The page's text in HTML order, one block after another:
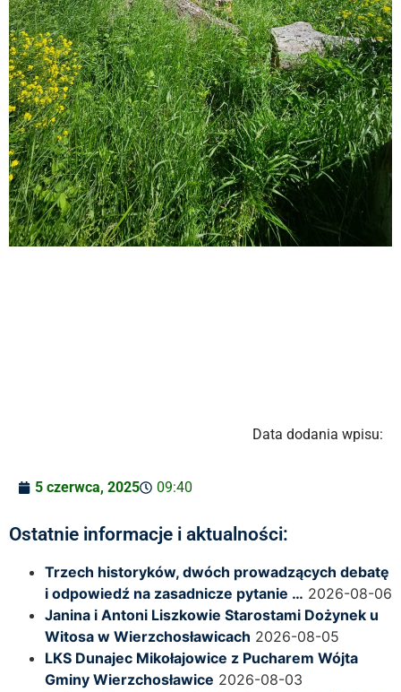
Data dodania wpisu:
5 czerwca, 2025 09:40
Ostatnie informacje i aktualności:
Trzech historyków, dwóch prowadzących debatę
i odpowiedź na zasadnicze pytanie … 2026-08-06
Janina i Antoni Liszkowie Starostami Dożynek u
Witosa w Wierzchosławicach 2026-08-05
LKS Dunajec Mikołajowice z Pucharem Wójta
Gminy Wierzchosławice 2026-08-03